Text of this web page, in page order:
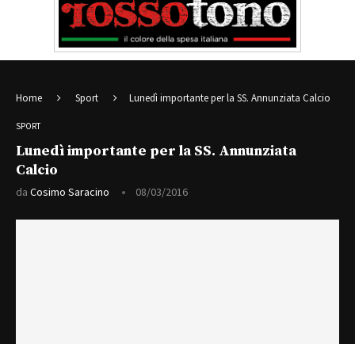
Home Sport Lunedì importante per la SS. Annunziata Calcio
SPORT
Lunedì importante per la SS. Annunziata
Calcio
da Cosimo Saracino 08/03/2016